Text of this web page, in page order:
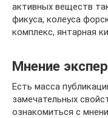
активных веществ
фикуса, колеуса
комплекс, янтарная
Мнение
Есть масса
замечательных
ознакомиться с